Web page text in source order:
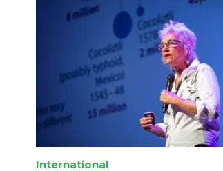
International